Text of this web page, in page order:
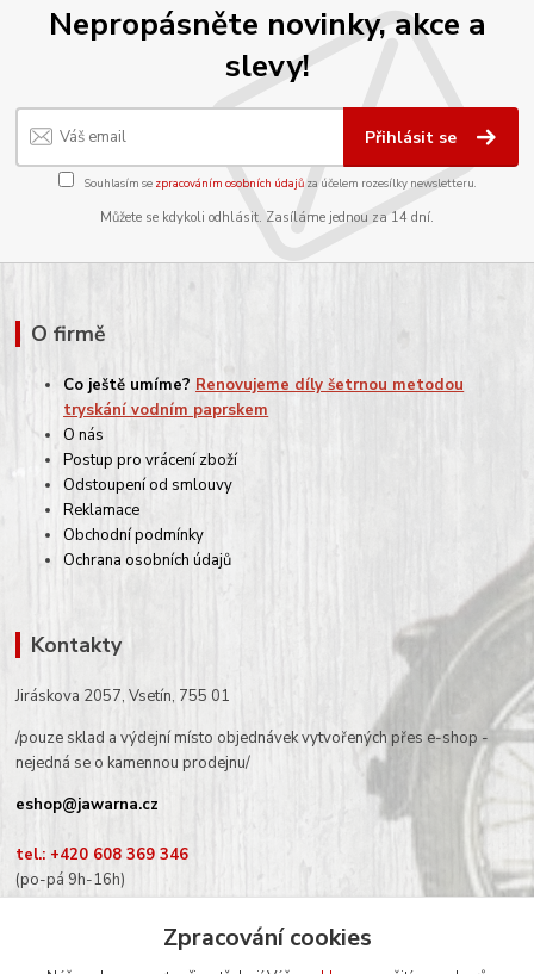
Nepropásněte novinky, akce a
slevy!
Přihlásit se
Souhlasím se zpracováním osobních údajůza účelem rozesílky newsletteru.
Můžete se kdykoli odhlásit. Zasíláme jednou za 14 dní.
O firmě
Co ještě umíme? Renovujeme díly šetrnou metodou
tryskání vodním paprskem
O nás
Postup pro vrácení zboží
Odstoupení od smlouvy
Reklamace
Obchodní podmínky
Ochrana osobních údajů
Kontakty
Jiráskova 2057, Vsetín, 755 01
/pouze sklad a výdejní místo objednávek vytvořených přes e-shop -
nejedná se o kamennou prodejnu/
eshop@jawarna.cz
tel.: +420 608 369 346
(po-pá 9h-16h)
Zpracování cookies